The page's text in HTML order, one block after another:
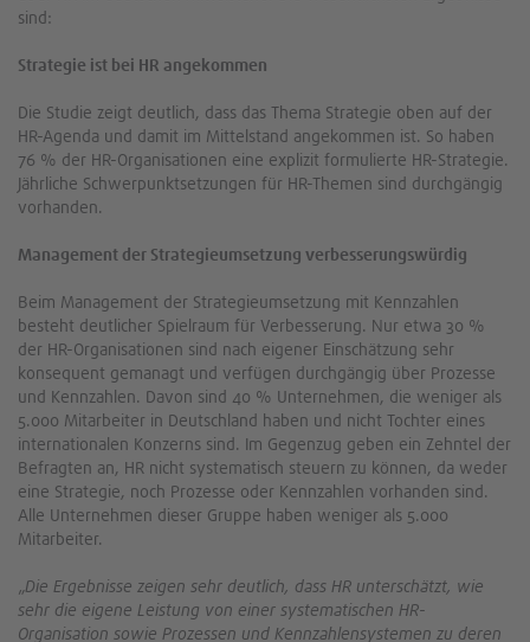
sind:
Strategie ist bei HR angekommen
Die Studie zeigt deutlich, dass das Thema Strategie oben auf der
HR-Agenda und damit im Mittelstand angekommen ist. So haben
76 % der HR-Organisationen eine explizit formulierte HR-Strategie.
Jährliche Schwerpunktsetzungen für HR-Themen sind durchgängig
vorhanden.
Management der Strategieumsetzung verbesserungswürdig
Beim Management der Strategieumsetzung mit Kennzahlen
besteht deutlicher Spielraum für Verbesserung. Nur etwa 30 %
der HR-Organisationen sind nach eigener Einschätzung sehr
konsequent gemanagt und verfügen durchgängig über Prozesse
und Kennzahlen. Davon sind 40 % Unternehmen, die weniger als
5.000 Mitarbeiter in Deutschland haben und nicht Tochter eines
internationalen Konzerns sind. Im Gegenzug geben ein Zehntel der
Befragten an, HR nicht systematisch steuern zu können, da weder
eine Strategie, noch Prozesse oder Kennzahlen vorhanden sind.
Alle Unternehmen dieser Gruppe haben weniger als 5.000
Mitarbeiter.
„Die Ergebnisse zeigen sehr deutlich, dass HR unterschätzt, wie
sehr die eigene Leistung von einer systematischen HR-
Organisation sowie Prozessen und Kennzahlensystemen zu deren